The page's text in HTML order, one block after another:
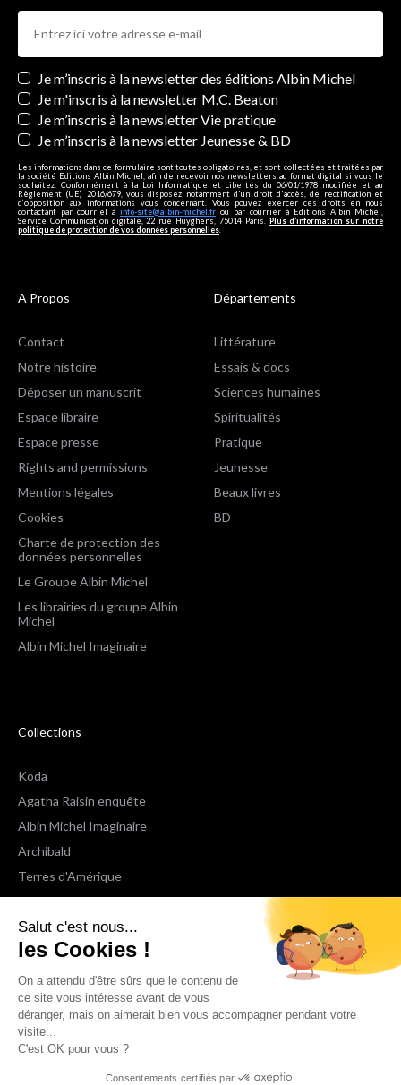
Salut c'est nous...
les Cookies !
On a attendu d'être sûrs que le contenu de
ce site vous intéresse avant de vous
déranger, mais on aimerait bien vous accompagner pendant votre
visite...
C'est OK pour vous ?
Consentements certifiés par
Newsletters
Je m’inscris à la newsletter des éditions Albin Michel
Je m'inscris à la newsletter M.C. Beaton
Je m’inscris à la newsletter Vie pratique
Je m’inscris à la newsletter Jeunesse & BD
Les informations dans ce formulaire sont toutes obligatoires, et sont collectées et traitées par
la société Editions Albin Michel, afin de recevoir nos newsletters au format digital si vous le
souhaitez. Conformément à la Loi Informatique et Libertés du 06/01/1978 modifiée et au
Règlement (UE) 2016/679, vous disposez notamment d'un droit d'accès, de rectification et
d’opposition aux informations vous concernant. Vous pouvez exercer ces droits en nous
contactant par courriel à info-site@albin-michel.fr ou par courrier à Editions Albin Michel,
Service Communication digitale, 22 rue Huyghens, 75014 Paris. Plus d’information sur notre
politique de protection de vos données personnelles.
A Propos
Contact
Notre histoire
Déposer un manuscrit
Espace libraire
Espace presse
Rights and permissions
Mentions légales
Cookies
Charte de protection des
données personnelles
Le Groupe Albin Michel
Les librairies du groupe Albin
Michel
Albin Michel Imaginaire
Départements
Littérature
Essais & docs
Sciences humaines
Spiritualités
Pratique
Jeunesse
Beaux livres
BD
Collections
Koda
Agatha Raisin enquête
Albin Michel Imaginaire
Archibald
Terres d'Amérique
Espaces Libres Poche
NOX
Wiz
Voir toutes les collections
Nous suivre